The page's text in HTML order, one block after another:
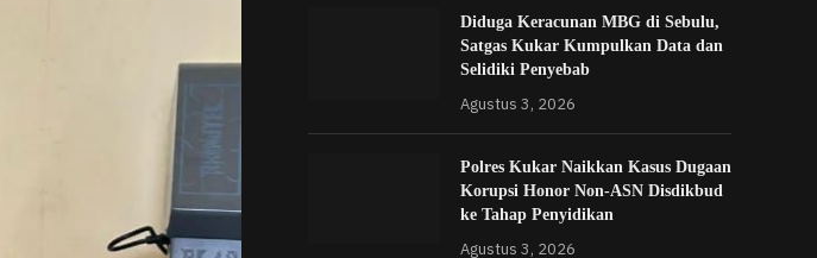
Diduga Keracunan MBG di Sebulu,
Satgas Kukar Kumpulkan Data dan
Selidiki Penyebab
Agustus 3, 2026
Polres Kukar Naikkan Kasus Dugaan
Korupsi Honor Non-ASN Disdikbud
ke Tahap Penyidikan
Agustus 3, 2026